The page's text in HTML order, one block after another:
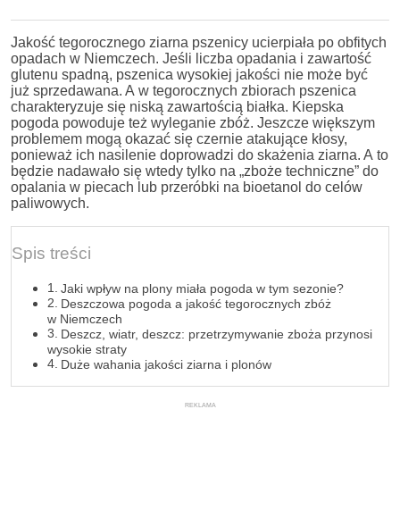
Jakość tegorocznego ziarna pszenicy ucierpiała po obfitych
opadach w Niemczech. Jeśli liczba opadania i zawartość
glutenu spadną, pszenica wysokiej jakości nie może być
już sprzedawana. A w tegorocznych zbiorach pszenica
charakteryzuje się niską zawartością białka. Kiepska
pogoda powoduje też wyleganie zbóż. Jeszcze większym
problemem mogą okazać się czernie atakujące kłosy,
ponieważ ich nasilenie doprowadzi do skażenia ziarna. A to
będzie nadawało się wtedy tylko na „zboże techniczne” do
opalania w piecach lub przeróbki na bioetanol do celów
paliwowych.
Spis treści
Jaki wpływ na plony miała pogoda w tym sezonie?
Deszczowa pogoda a jakość tegorocznych zbóż
w Niemczech
Deszcz, wiatr, deszcz: przetrzymywanie zboża przynosi
wysokie straty
Duże wahania jakości ziarna i plonów
REKLAMA